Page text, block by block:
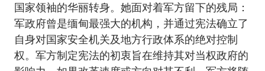
国家领袖的华丽转身。她面对着军方留下的残局：
军政府曾是缅甸最强大的机构，并通过宪法确立了
自身对国家安全机关及地方行政体系的绝对控制
权。军方制定宪法的初衷旨在维持其对当权政府的